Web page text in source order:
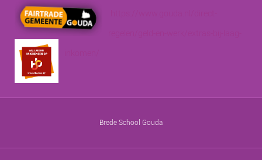
Brede School Gouda